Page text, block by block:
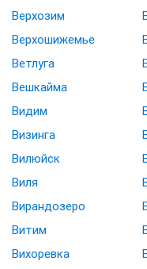
Верхозим
Верхошижемье
Ветлуга
Вешкайма
Видим
Визинга
Вилюйск
Виля
Вирандозеро
Витим
Вихоревка